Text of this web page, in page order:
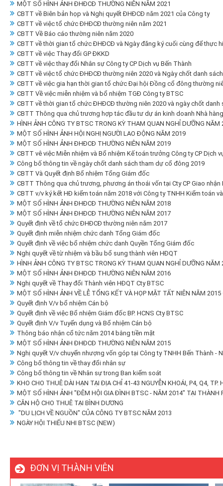
MỘT SỐ HÌNH ẢNH ĐHĐCĐ THƯỜNG NIÊN NĂM 2021
CBTT về Biên bản họp và Nghị quyết ĐHĐCĐ năm 2021 của Công ty
CBTT về việc tổ chức ĐHĐCĐ thường niên năm 2021
CBTT Về Báo cáo thường niên năm 2020
CBTT về thời gian tổ chức ĐHĐCĐ và Ngày đăng ký cuối cùng để thực
CBTT về việc Thay đổi GP ĐKKD
CBTT về việc thay đổi Nhân sự Công ty CP Dịch vụ Bến Thành
CBTT về việc tổ chức ĐHĐCĐ thường niên 2020 và Ngày chốt danh
CBTT về việc gia hạn thời gian tổ chức Đại hội Đồng cổ đông thường
CBTT Về việc miễn nhiệm và bổ nhiệm TGĐ Công ty BTSC
CBTT về thời gian tổ chức ĐHĐCĐ thường niên 2020 và ngày chốt
CBTT Thông qua chủ trương hợp tác đầu tư dự án kinh doanh Nhà
HÌNH ẢNH CÔNG TY BTSC TRONG KỲ THAM QUAN NGHỈ DƯỠNG NĂM
MỘT SỐ HÌNH ẢNH HỘI NGHỊ NGƯỜI LAO ĐỘNG NĂM 2019
MỘT SỐ HÌNH ẢNH ĐHĐCĐ THƯỜNG NIÊN NĂM 2019
CBTT vê việc Miễn nhiệm và Bổ nhiệm Kế toán trưởng Công ty CP Dịch
Công bố thông tin về ngày chốt danh sách tham dự cổ đông 2019
CBTT Và Quyết định Bổ nhiệm Tổng Giám đốc
CBTT Thông qua chủ trương, phương án thoái vốn tại Cty CP Giao nhận
CBTT v/v ký kết HĐ kiểm toán năm 2018 với Công ty TNHH Kiểm toán
MỘT SỐ HÌNH ẢNH ĐHĐCĐ THƯỜNG NIÊN NĂM 2018
MỘT SỐ HÌNH ẢNH ĐHĐCĐ THƯỜNG NIÊN NĂM 2017
Quyết định về tổ chức ĐHĐCĐ thường niên năm 2017
Quyết định miễn nhiệm chức danh Tổng Giám đốc
Quyết định về việc bổ nhiệm chức danh Quyền Tổng Giám đốc
Nghị quyết về từ nhiệm và bầu bổ sung thành viên HĐQT
HÌNH ẢNH CÔNG TY BTSC TRONG KỲ THAM QUAN NGHỈ DƯỠNG NĂM
MỘT SỐ HÌNH ẢNH ĐHĐCĐ THƯỜNG NIÊN NĂM 2016
Nghị quyết về Thay đổi Thành viên HĐQT Cty BTSC
MỘT SỐ HÌNH ẢNH VỀ LỄ TỔNG KẾT VÀ HỌP MẶT TẤT NIÊN NĂM
Quyết định V/v bổ nhiệm Cán bộ
Quyết định về việc Bổ nhiệm Giám đốc BP. HCNS Cty BTSC
Quyết định V/v Tuyển dụng và Bổ nhiệm Cán bộ
Thông báo nhận cổ tức năm 2014 bằng tiền mặt
MỘT SỐ HÌNH ẢNH ĐHĐCĐ THƯỜNG NIÊN NĂM 2015
Nghị quyết V/v chuyển nhượng vốn góp tại Công ty TNHH Bến Thành -
Công bố thông tin về thay đổi nhân sự
Công bố thông tin về Nhân sự trong Ban kiểm soát
KHO CHO THUÊ DÀI HẠN TẠI ĐỊA CHỈ 41-43 NGUYỄN KHOÁI, P4, Q4, TP.
MỘT SỐ HÌNH ẢNH "ĐÊM HỘI GIA ĐÌNH BTSC - NĂM 2014" TẠI THÀNH
CĂN HỘ CHO THUÊ TẠI BÌNH DƯƠNG
"DU LỊCH VỀ NGUỒN" CỦA CÔNG TY BTSC NĂM 2013
NGÀY HỘI THIẾU NHI BTSC (NEW)
ĐƠN VỊ THÀNH VIÊN